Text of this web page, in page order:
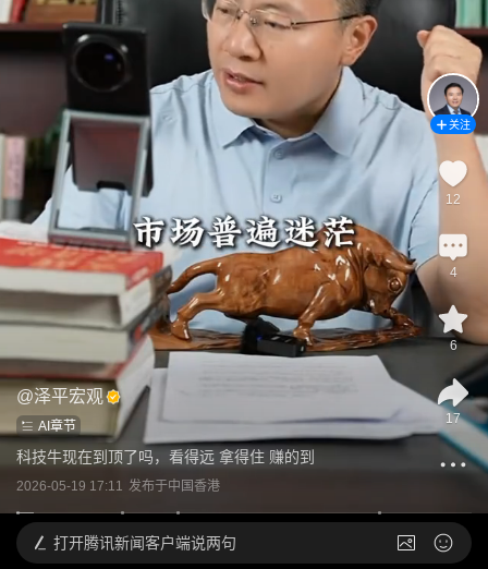
@泽平宏观
AI章节
科技牛现在到顶了吗，看得远 拿得住 赚的到
2026-05-19 17:11 发布于中国香港
关注
12
4
6
17
打开腾讯新闻客户端说两句